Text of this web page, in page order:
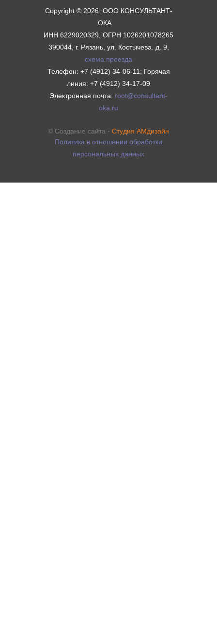
Copyright © 2026. ООО КОНСУЛЬТАНТ-
ОКА
ИНН 6229020329, ОГРН 1026201078265
390044, г. Рязань, ул. Костычева. д. 9,
схема проезда
Телефон: +7 (4912) 34-06-11; Горячая
линия: +7 (4912) 34-17-09
Электронная почта: root@consultant-
oka.ru
© Создание сайта - Студия АМдизайн
Политика в отношении обработки
персональных данных